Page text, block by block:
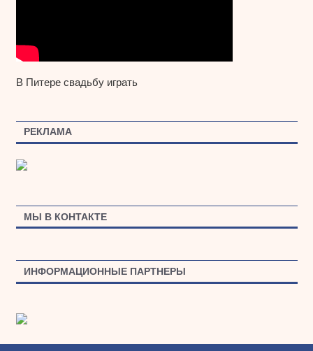
В Питере свадьбу играть
РЕКЛАМА
МЫ В КОНТАКТЕ
ИНФОРМАЦИОННЫЕ ПАРТНЕРЫ